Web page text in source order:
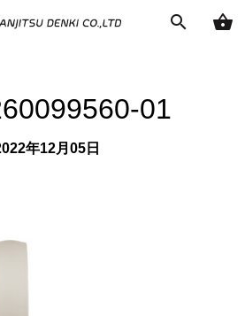
search shopping_basket
01
年12月05日